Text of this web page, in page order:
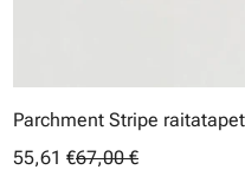
Parchment Stripe
55,61 €67,00 €